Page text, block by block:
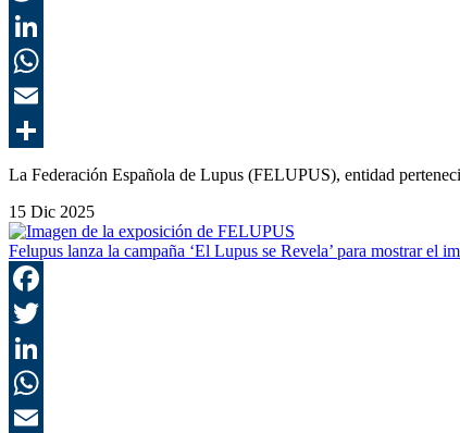
La Federación Española de Lupus (FELUPUS), entidad
15 Dic 2025
Felupus lanza la campaña ‘El Lupus se Revela’ para mostrar el